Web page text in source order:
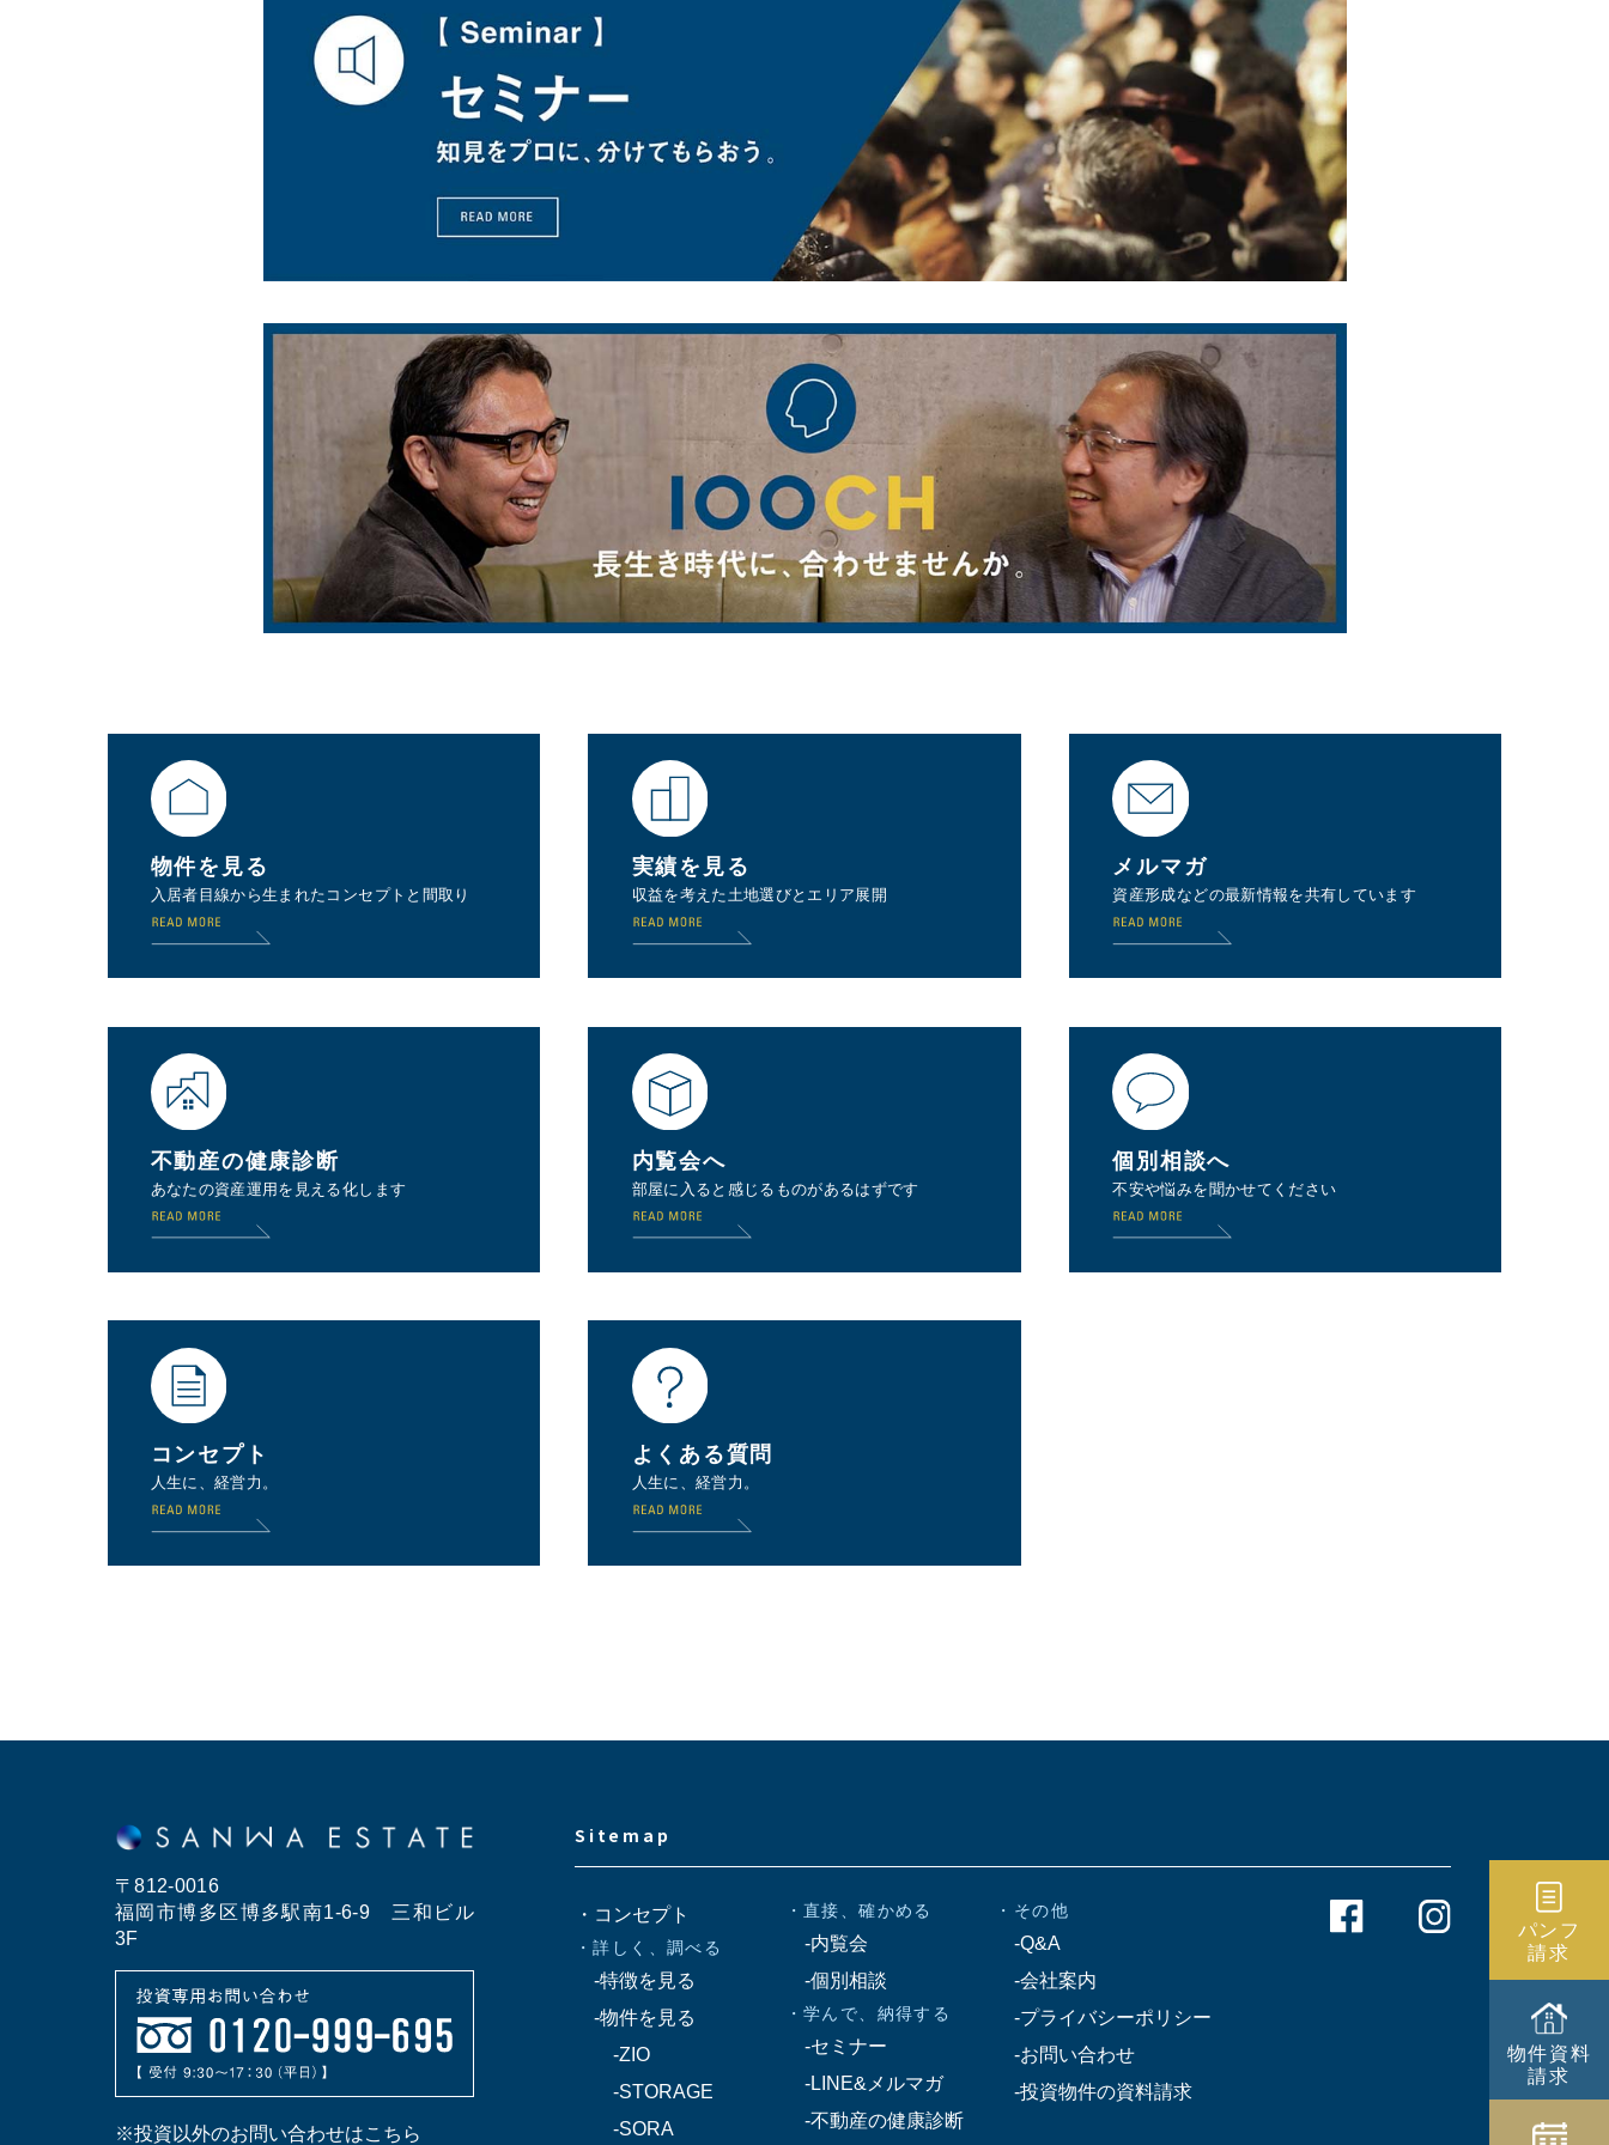
物件を見る
入居者目線から生まれたコンセプトと間取り
実績を見る
収益を考えた土地選びとエリア展開
メルマガ
資産形成などの最新情報を共有しています
不動産の健康診断
あなたの資産運用を見える化します
内覧会へ
部屋に入ると感じるものがあるはずです
個別相談へ
不安や悩みを聞かせてください
コンセプト
人生に、経営力。
よくある質問
人生に、経営力。
パンフ
請求
物件資料
請求
〒812-0016
福岡市博多区博多駅南1-6-9 三和ビル
3F
※投資以外のお問い合わせはこちら
Sitemap
・コンセプト
・詳しく、調べる
-特徴を見る
-物件を見る
-ZIO
-STORAGE
-SORA
・直接、確かめる
-内覧会
-個別相談
・学んで、納得する
-セミナー
-LINE&メルマガ
-不動産の健康診断
・その他
-Q&A
-会社案内
-プライバシーポリシー
-お問い合わせ
-投資物件の資料請求